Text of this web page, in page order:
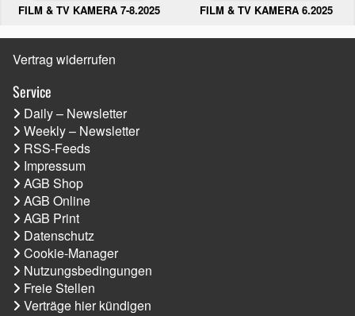
FILM & TV KAMERA 7-8.2025 FILM & TV KAMERA 6.2025
Vertrag widerrufen
Service
Daily – Newsletter
Weekly – Newsletter
RSS-Feeds
Impressum
AGB Shop
AGB Online
AGB Print
Datenschutz
Cookie-Manager
Nutzungsbedingungen
Freie Stellen
Verträge hier kündigen